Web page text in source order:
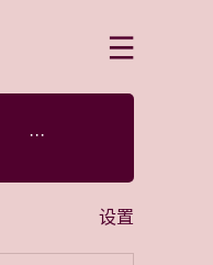
···
设置